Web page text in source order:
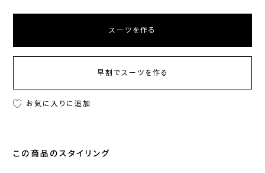
スーツを作る
早割でスーツを作る
お気に入りに追加
この商品のスタイリング